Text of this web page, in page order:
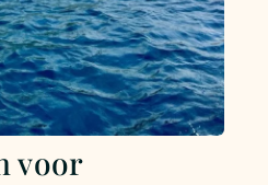
voor